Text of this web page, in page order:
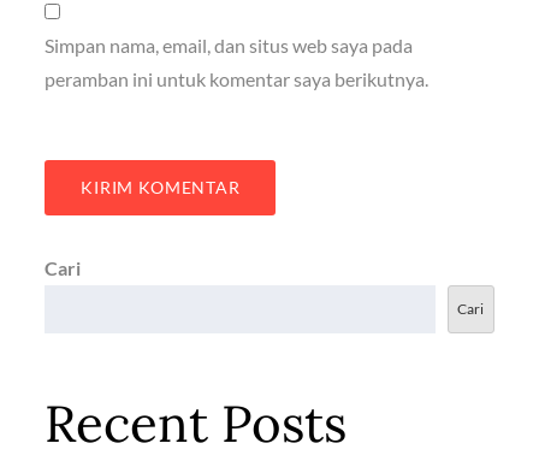
Simpan nama, email, dan situs web saya pada
peramban ini untuk komentar saya berikutnya.
Cari
Cari
Recent Posts